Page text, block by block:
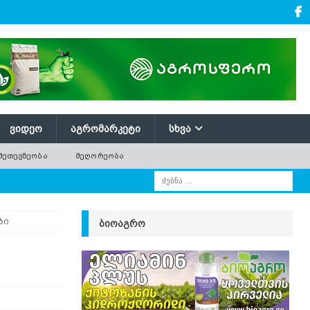
ᲕᲘᲓᲔᲝ ᲐᲒᲠᲝᲛᲐᲠᲙᲔᲢᲘ ᲡᲮᲕᲐ
ᲛᲔᲦᲝᲠᲔᲝᲑᲐ
ᲑᲘᲝᲐᲒᲠᲝ